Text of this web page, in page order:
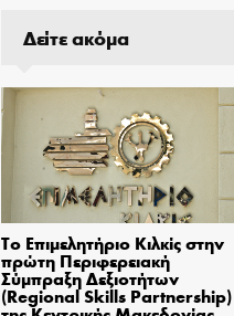
Δείτε ακόμα
Το Επιμελητήριο Κιλκίς στην
πρώτη Περιφερειακή
Σύμπραξη Δεξιοτήτων
(Regional Skills Partnership)